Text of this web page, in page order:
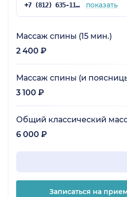
+7 (812) 635-11-79 показать
Массаж спины (15 мин.)
2 400 ₽
Массаж спины (и
3 100 ₽
Общий классический
6 000 ₽
Записаться на прием